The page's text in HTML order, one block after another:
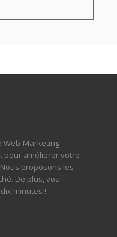
Web-Marketing
pour améliorer votre
proposons les
De plus, vos
minutes !